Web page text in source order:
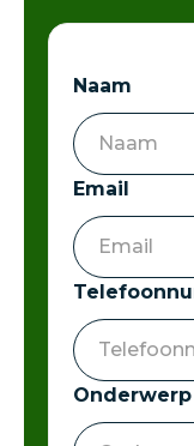
Naam
Email
Onderwerp